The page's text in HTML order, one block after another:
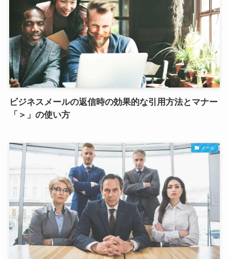
ビジネスメールの返信時の効果的な引用方法とマナー
「＞」の使い方
メール